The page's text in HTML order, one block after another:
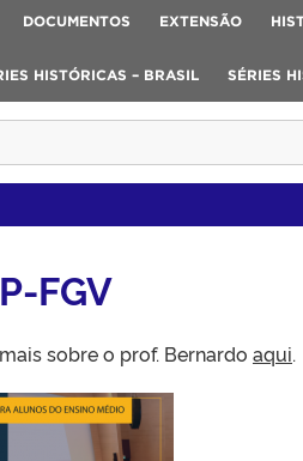
DOCUMENTOS EXTENSÃO
HISTÓRICAS – BRASIL SÉRIES
FGV
sobre o prof. Bernardo aqui.